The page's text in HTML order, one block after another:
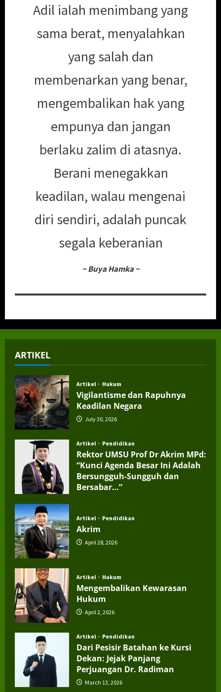
Adil ialah menimbang yang
sama berat, menyalahkan
yang salah dan
membenarkan yang benar,
mengembalikan hak yang
empunya dan jangan
berlaku zalim di atasnya.
Berani menegakkan
keadilan, walau mengenai
diri sendiri, adalah puncak
segala keberanian
~ Buya Hamka ~
ARTIKEL
Artikel Hukum
Vigilantisme dan Rapuhnya
Keadilan Negara
July 30, 2026
Artikel Pendidikan
Rektor UMSU Prof Dr Akrim MPd:
“Kunci Agenda Besar Ini Adalah
Bersungguh-Sungguh dan
Bersabar…”
Artikel Pendidikan
Akrim
April 28, 2026
Artikel Hukum
Mengembalikan Kewarasan
Hukum
April 2, 2026
Artikel Pendidikan
Dari Pesisir Batahan ke Kursi
Dekan: Jejak Panjang
Perjuangan Dr. Radiman
March 13, 2026